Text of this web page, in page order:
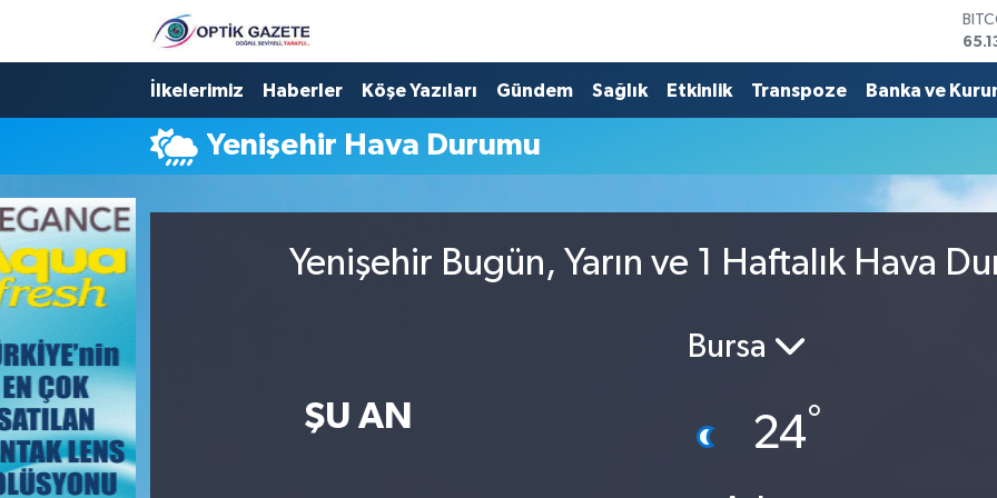
İlkelerimiz Haberler Köşe Yazıları Gündem Sağlık Etkinlik Transpoze Banka ve
Yenişehir Hava Durumu
Yenişehir Bugün, Yarın ve 1 Haftalık Hava
ŞU AN
Bursa
24°
Nöbetçi Eczaneler
Hava Durumu
İstanbul Namaz Vakitleri
Trafik Durumu
Süper Lig Puan Durumu ve Fikstür
Tüm Manşetler
Son Dakika Haberleri
Haber Arşivi